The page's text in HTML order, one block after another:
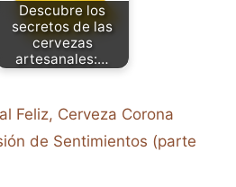
Descubre los
secretos de las
cervezas
artesanales:…
Feliz, Cerveza Corona
de Sentimientos (parte